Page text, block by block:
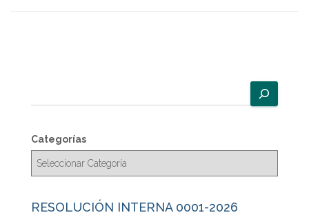
u
c
a
Categorías
RESOLUCIÓN INTERNA 0001-2026